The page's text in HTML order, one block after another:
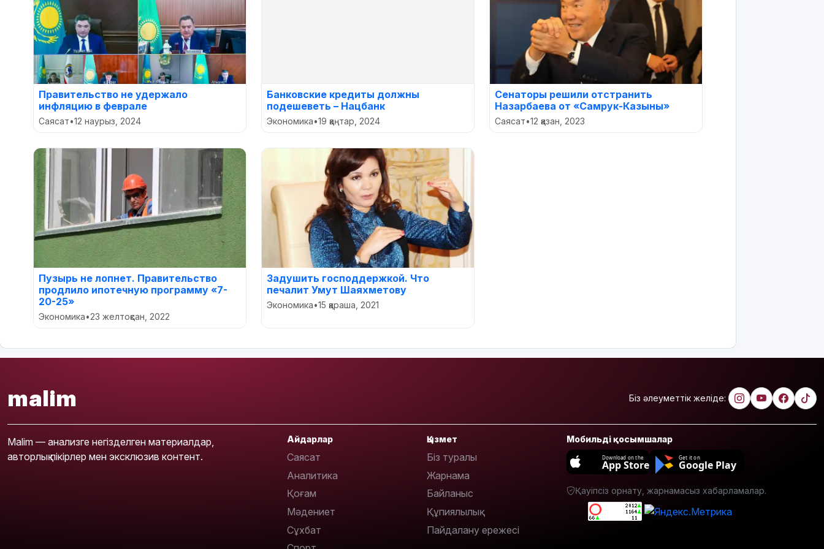
Правительство не удержало
инфляцию в феврале
Саясат•12 наурыз, 2024
Банковские кредиты должны
подешеветь – Нацбанк
Экономика•19 қаңтар, 2024
Сенаторы решили отстранить
Назарбаева от «Самрук-Казыны»
Саясат•12 қазан, 2023
Пузырь не лопнет. Правительство
продлило ипотечную программу «7-
20-25»
Экономика•23 желтоқсан, 2022
Задушить господдержкой. Что
печалит Умут Шаяхметову
Экономика•15 қараша, 2021
malim Біз әлеуметтік желіде:
Malim — анализге негізделген материалдар,
авторлық пікірлер мен эксклюзив контент.
Айдарлар
Саясат
Аналитика
Қоғам
Мәдениет
Сұхбат
Қызмет
Біз туралы
Жарнама
Байланыс
Құпиялылық
Пайдалану ережесі
Мобильді қосымшалар
Download on the
App Store
Get it on
Google Play
Қауіпсіз орнату, жарнамасыз хабарламалар.